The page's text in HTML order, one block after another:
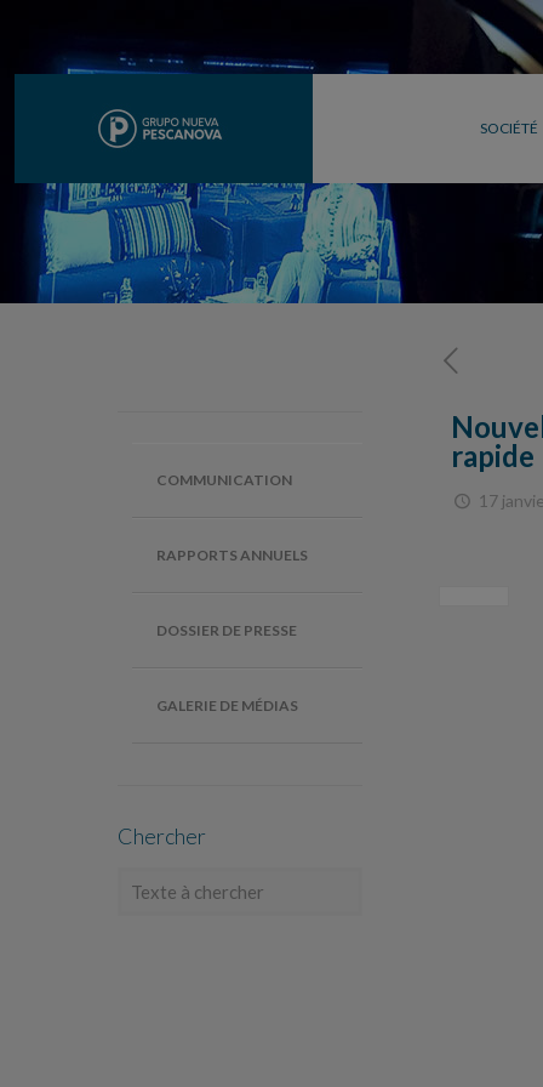
SOCIÉTÉ
rapide
17
COMMUNICATION
RAPPORTS ANNUELS
DOSSIER DE PRESSE
GALERIE DE MÉDIAS
Chercher